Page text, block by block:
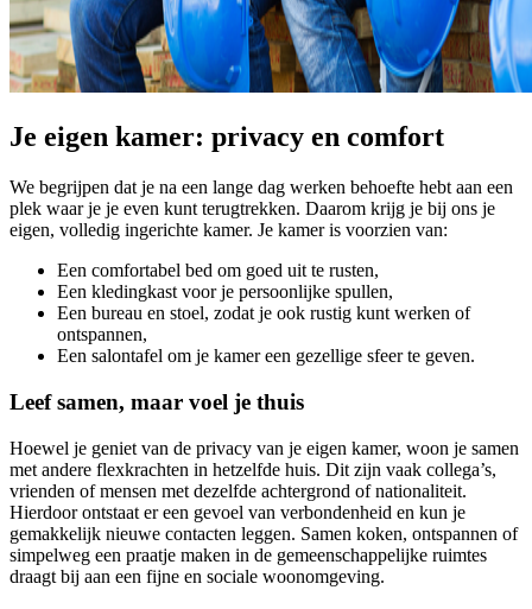
Je eigen kamer: privacy en comfort
We begrijpen dat je na een lange dag werken behoefte hebt aan een
plek waar je je even kunt terugtrekken. Daarom krijg je bij ons je
eigen, volledig ingerichte kamer. Je kamer is voorzien van:
Een comfortabel bed om goed uit te rusten,
Een kledingkast voor je persoonlijke spullen,
Een bureau en stoel, zodat je ook rustig kunt werken of
ontspannen,
Een salontafel om je kamer een gezellige sfeer te geven.
Leef samen, maar voel je thuis
Hoewel je geniet van de privacy van je eigen kamer, woon je samen
met andere flexkrachten in hetzelfde huis. Dit zijn vaak collega’s,
vrienden of mensen met dezelfde achtergrond of nationaliteit.
Hierdoor ontstaat er een gevoel van verbondenheid en kun je
gemakkelijk nieuwe contacten leggen. Samen koken, ontspannen of
simpelweg een praatje maken in de gemeenschappelijke ruimtes
draagt bij aan een fijne en sociale woonomgeving.